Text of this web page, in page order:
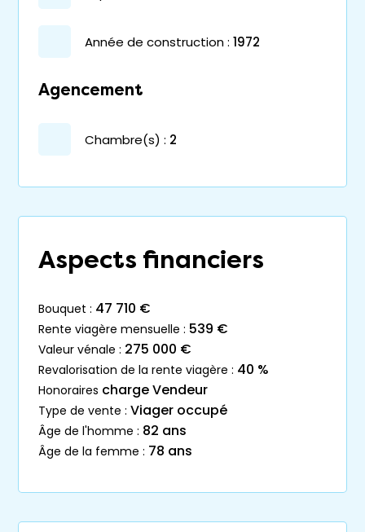
année de construction : 1972
Agencement
chambre(s) : 2
Aspects financiers
bouquet : 47 710 €
rente viagère mensuelle : 539 €
valeur vénale : 275 000 €
revalorisation de la rente viagère : 40 %
honoraires charge Vendeur
type de vente : Viager occupé
âge de l'homme : 82 ans
âge de la femme : 78 ans